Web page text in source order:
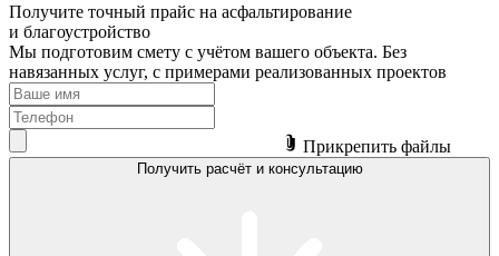
Получите точный прайс на асфальтирование
и благоустройство
Мы подготовим смету с учётом вашего объекта. Без
навязанных услуг, с примерами реализованных проектов
Прикрепить файлы
Получить расчёт и консультацию